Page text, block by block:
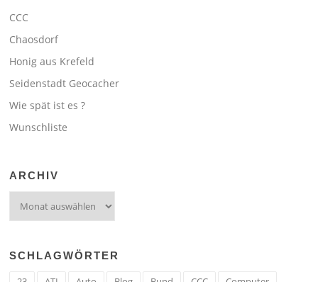
CCC
Chaosdorf
Honig aus Krefeld
Seidenstadt Geocacher
Wie spät ist es ?
Wunschliste
ARCHIV
SCHLAGWÖRTER